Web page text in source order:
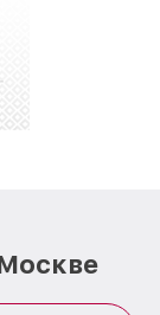
только
и
еще